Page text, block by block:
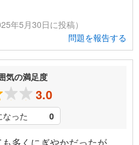
年5月30日に投稿）
問題を報告する
気の満足度
3.0
った 0